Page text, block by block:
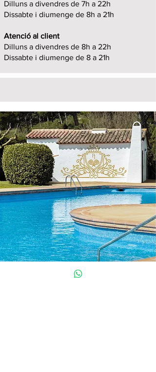
Dilluns a divendres de 7h a 22h
Dissabte i diumenge de 8h a 21h
Atenció al client
Dilluns a divendres de 8h a 22h
Dissabte i diumenge de 8 a 21h